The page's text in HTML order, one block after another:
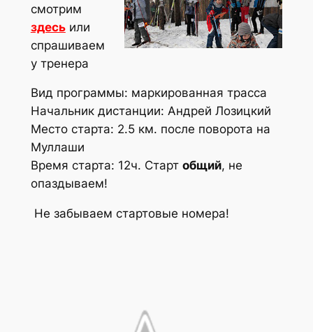
смотрим
здесьили
спрашиваем
у тренера
Вид программы: маркированная трасса
Начальник дистанции: Андрей Лозицкий
Место старта: 2.5 км. после поворота на
Муллаши
Время старта: 12ч. Старт общий, не
опаздываем!
Не забываем стартовые номера!